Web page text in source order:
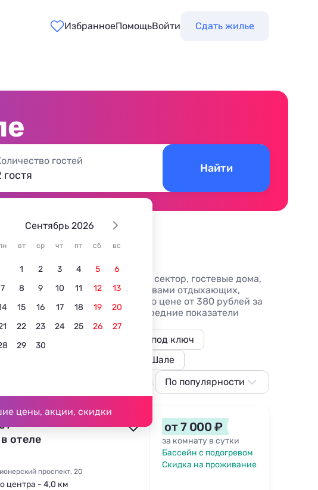
ИзбранноеПомощьВойти Сдать жилье
Сентябрь 2026
вт ср чт пт сб вс
1 2 3 4 5
6
7
8 9 10 11 12
13
15 16 17 18 19
20
22 23 24 25 26
27
29 30
цены, акции, скидки
гостей
гостя
Найти
у Чёрного моря — частный сектор, гостевые дома,
и описаниями, отзывами отдыхающих,
жилье без посредников по цене от 380 рублей за
крае. Смотрите средние показатели
и отели
Коттеджи и дома под ключ
Шале
В центре С детьми
По популярности
Сначала дешевле
Сначала дороже
Ближе к морю
отеле
проспект, 20
центра - 4,0 км
от 7 000 ₽
за комнату в сутки
Бассейн с подогревом
Скидка на проживание